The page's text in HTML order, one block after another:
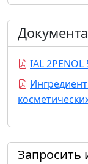
IAL